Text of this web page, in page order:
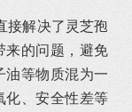
接解决了灵芝孢
来的问题，避免
油等物质混为一
化、安全性差等